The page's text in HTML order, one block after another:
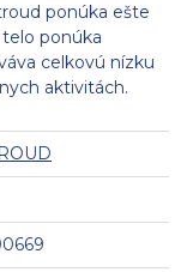
ponúka ešte
ponúka
celkovú nízku
aktivitách.